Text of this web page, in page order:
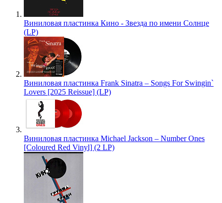
Виниловая пластинка Кино - Звезда по имени Солнце
(LP)
Виниловая пластинка Frank Sinatra – Songs For Swingin`
Lovers [2025 Reissue] (LP)
Виниловая пластинка Michael Jackson – Number Ones
[Coloured Red Vinyl] (2 LP)